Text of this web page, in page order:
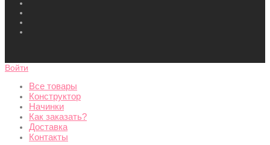
Войти
Все товары
Конструктор
Начинки
Как заказать?
Доставка
Контакты